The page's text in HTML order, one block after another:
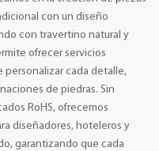
con un diseño
con travertino natural y
ofrecer servicios
personalizar cada detalle,
de piedras. Sin
RoHS, ofrecemos
diseñadores, hoteleros y
garantizando que cada